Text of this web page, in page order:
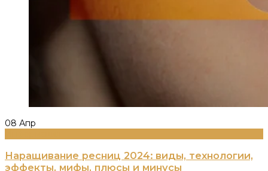
08 Апр
Наращивание ресниц 2024: виды, технологии,
эффекты, мифы, плюсы и минусы